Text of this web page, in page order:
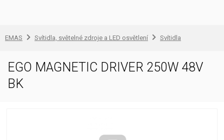
EMAS Svítidla, světelné zdroje a LED osvětlení Svítidla
EGO MAGNETIC DRIVER 250W 48V
BK